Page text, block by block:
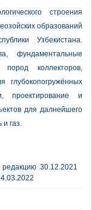
строения
образований
Узбекистана.
фундаментальные
пород коллекторов,
глубокопогружённых
проектирование и
для далнейшего
и газ.
30.12.2021